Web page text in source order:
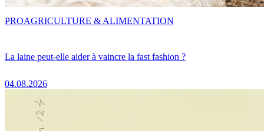
La laine peut-elle aider à vaincre la fast fashion ?
04.08.2026
PROAGRICULTURE & ALIMENTATION